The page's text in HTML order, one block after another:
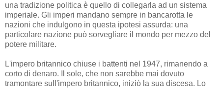
una tradizione politica è quello di collegarla ad un sistema
imperiale. Gli imperi mandano sempre in bancarotta le
nazioni che indulgono in questa ipotesi assurda: una
particolare nazione può sorvegliare il mondo per mezzo del
potere militare.
L'impero britannico chiuse i battenti nel 1947, rimanendo a
corto di denaro. Il sole, che non sarebbe mai dovuto
tramontare sull'impero britannico, iniziò la sua discesa. Lo